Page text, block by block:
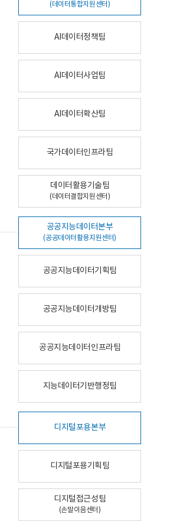
(데이터통합지원센터)
AI데이터정책팀
AI데이터사업팀
AI데이터확산팀
국가데이터인프라팀
데이터활용기술팀
(데이터결합지원센터)
공공지능데이터본부
(공공데이터활용지원센터)
공공지능데이터기획팀
공공지능데이터개방팀
공공지능데이터인프라팀
지능데이터기반행정팀
디지털포용본부
디지털포용기획팀
디지털접근성팀
(손말이음센터)